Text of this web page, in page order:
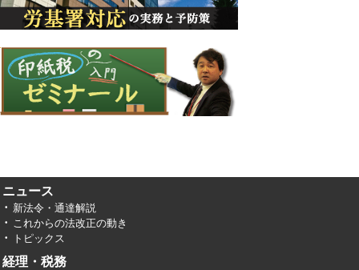
ニュース
新法令・通達解説
これからの法改正の動き
トピックス
経理・税務